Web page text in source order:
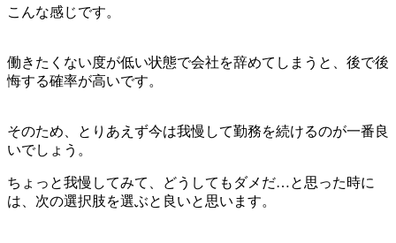
こんな感じです。
働きたくない度が低い状態で会社を辞めてしまうと、後で後
悔する確率が高いです。
そのため、とりあえず今は我慢して勤務を続けるのが一番良
いでしょう。
ちょっと我慢してみて、どうしてもダメだ…と思った時に
は、次の選択肢を選ぶと良いと思います。